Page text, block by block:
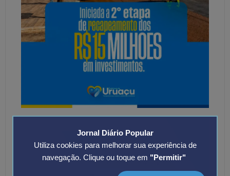
Jornal Diário Popular
Utiliza cookies para melhorar sua experiência de
navegação. Clique ou toque em "Permitir"